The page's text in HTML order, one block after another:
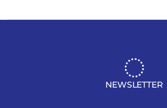
NEWSLETTER